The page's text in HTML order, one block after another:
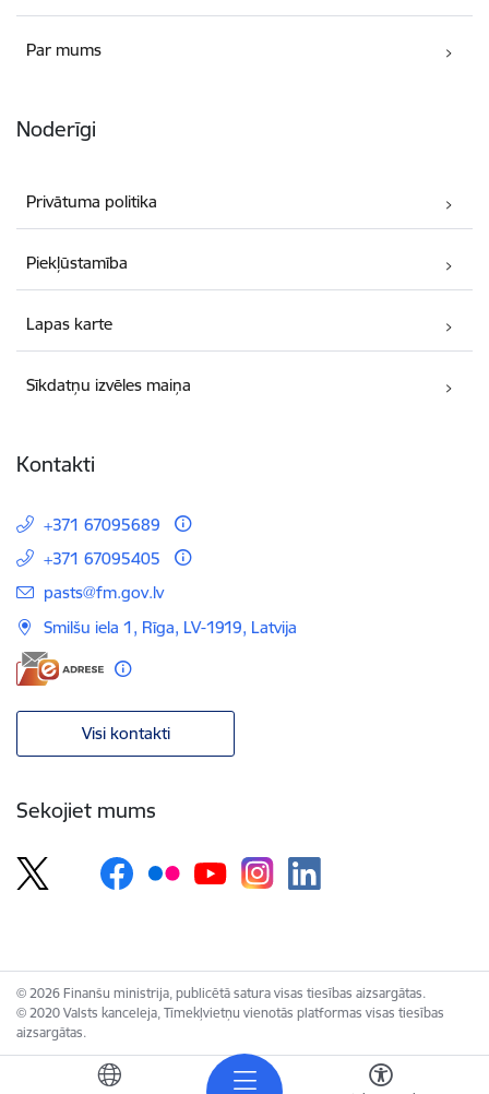
Par mums
Noderīgi
Privātuma politika
Piekļūstamība
Lapas karte
Sīkdatņu izvēles maiņa
Kontakti
+371 67095689
+371 67095405
E-pasts:
pasts@fm.gov.lv
Smilšu iela 1, Rīga, LV-1919, Latvija
Visi kontakti
Sekojiet mums
© 2026 Finanšu ministrija, publicētā satura visas tiesības aizsargātas.
© 2020 Valsts kanceleja, Tīmekļvietņu vienotās platformas visas tiesības
aizsargātas.